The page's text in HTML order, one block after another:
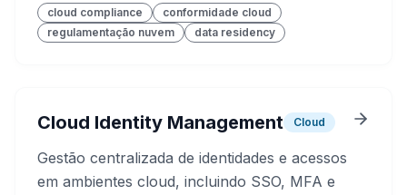
cloud compliance
conformidade cloud
regulamentação nuvem
data residency
Cloud Identity Management Cloud
Gestão centralizada de identidades e acessos
em ambientes cloud, incluindo SSO, MFA e